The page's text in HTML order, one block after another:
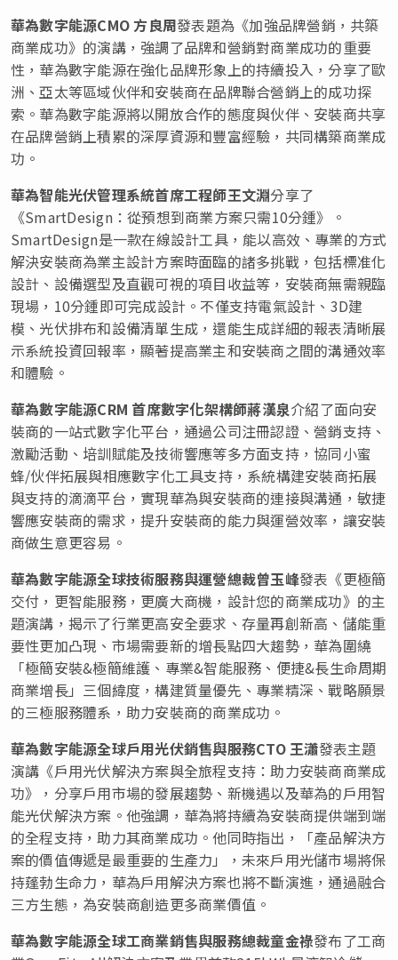
華為數字能源CMO方良周發表題為《加強品牌營銷，共築
商業成功》的演講，強調了品牌和營銷對商業成功的重要
性，華為數字能源在強化品牌形象上的持續投入，分享了歐
洲、亞太等區域伙伴和安裝商在品牌聯合營銷上的成功探
索。華為數字能源將以開放合作的態度與伙伴、安裝商共享
在品牌營銷上積累的深厚資源和豐富經驗，共同構築商業成
功。
華為智能光伏管理系統首席工程師王文淵分享了
《SmartDesign：從預想到商業方案只需10分鍾》。
SmartDesign是一款在線設計工具，能以高效、專業的方式
解決安裝商為業主設計方案時面臨的諸多挑戰，包括標准化
設計、設備選型及直觀可視的項目收益等，安裝商無需親臨
現場，10分鍾即可完成設計。不僅支持電氣設計、3D建
模、光伏排布和設備清單生成，還能生成詳細的報表清晰展
示系統投資回報率，顯著提高業主和安裝商之間的溝通效率
和體驗。
華為數字能源CRM 首席數字化架構師蔣漢泉介紹了面向安
裝商的一站式數字化平台，通過公司注冊認證、營銷支持、
激勵活動、培訓賦能及技術響應等多方面支持，協同小蜜
蜂/伙伴拓展與相應數字化工具支持，系統構建安裝商拓展
與支持的滴滴平台，實現華為與安裝商的連接與溝通，敏捷
響應安裝商的需求，提升安裝商的能力與運營效率，讓安裝
商做生意更容易。
華為數字能源全球技術服務與運營總裁曾玉峰發表《更極簡
交付，更智能服務，更廣大商機，設計您的商業成功》的主
題演講，揭示了行業更高安全要求、存量再創新高、儲能重
要性更加凸現、市場需要新的增長點四大趨勢，華為圍繞
「極簡安裝&極簡維護、專業&智能服務、便捷&長生命周期
商業增長」三個緯度，構建質量優先、專業精深、戰略願景
的三極服務體系，助力安裝商的商業成功。
華為數字能源全球戶用光伏銷售與服務CTO王瀟發表主題
演講《戶用光伏解決方案與全旅程支持：助力安裝商商業成
功》，分享戶用市場的發展趨勢、新機遇以及華為的戶用智
能光伏解決方案。他強調，華為將持續為安裝商提供端到端
的全程支持，助力其商業成功。他同時指出，「產品解決方
案的價值傳遞是最重要的生產力」，未來戶用光儲市場將保
持蓬勃生命力，華為戶用解決方案也將不斷演進，通過融合
三方生態，為安裝商創造更多商業價值。
華為數字能源全球工商業銷售與服務總裁童金祿發布了工商